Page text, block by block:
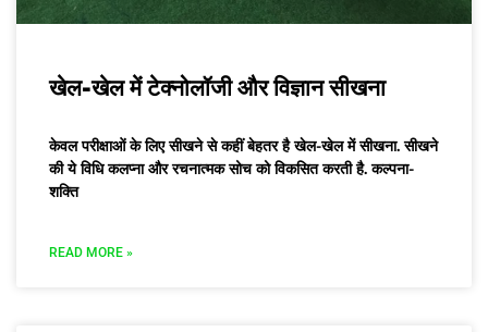
खेल-खेल में टेक्नोलॉजी और विज्ञान सीखना
केवल परीक्षाओं के लिए सीखने से कहीं बेहतर है खेल-खेल में सीखना. सीखने
की ये विधि कलप्ना और रचनात्मक सोच को विकसित करती है. कल्पना-
शक्ति
READ MORE »